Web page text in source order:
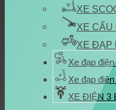
XE
XE CẨU
XE ĐẠP
Xe đạp
Xe đạp
XE ĐIỆN 3